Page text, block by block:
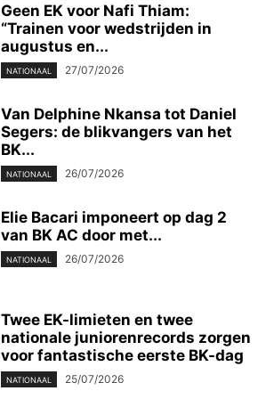
Geen EK voor Nafi Thiam:
“Trainen voor wedstrijden in
augustus en...
NATIONAAL 27/07/2026
Van Delphine Nkansa tot Daniel
Segers: de blikvangers van het
BK...
NATIONAAL 26/07/2026
Elie Bacari imponeert op dag 2
van BK AC door met...
NATIONAAL 26/07/2026
Twee EK-limieten en twee
nationale juniorenrecords zorgen
voor fantastische eerste BK-dag
NATIONAAL 25/07/2026